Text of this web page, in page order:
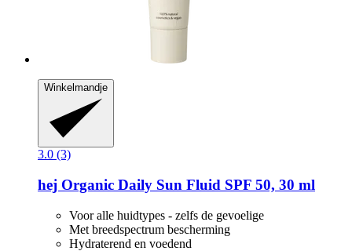
Winkelmandje
3.0 (3)
hej Organic Daily Sun Fluid SPF 50, 30 ml
Voor alle huidtypes - zelfs de gevoelige
Met breedspectrum bescherming
Hydraterend en voedend